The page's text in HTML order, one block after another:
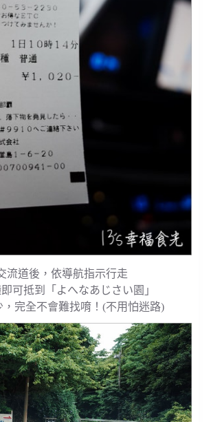
流道後，依導航指示行走
可抵到「よへなあじさい園」
，完全不會難找唷！(不用怕迷路)